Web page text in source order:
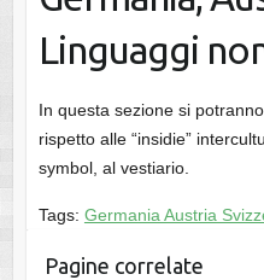
Linguaggi
In questa sezione si
rispetto alle “insidie”
symbol, al vestiario.
Tags: Germania Austria
Pagine correlate